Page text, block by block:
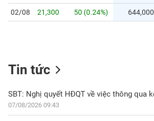
02/08 21,300 50 (0.24%) 644,000
Tin tức
07/08/2026 09:43